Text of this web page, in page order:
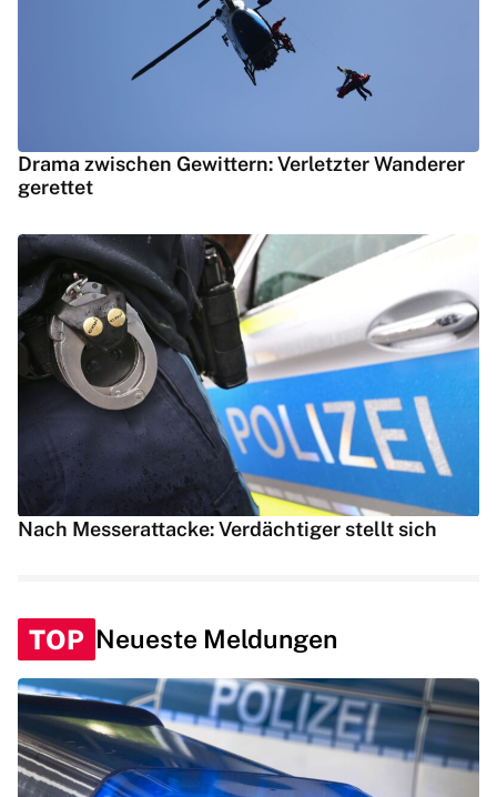
Drama zwischen Gewittern: Verletzter Wanderer
gerettet
Nach Messerattacke: Verdächtiger stellt sich
TOP Neueste Meldungen